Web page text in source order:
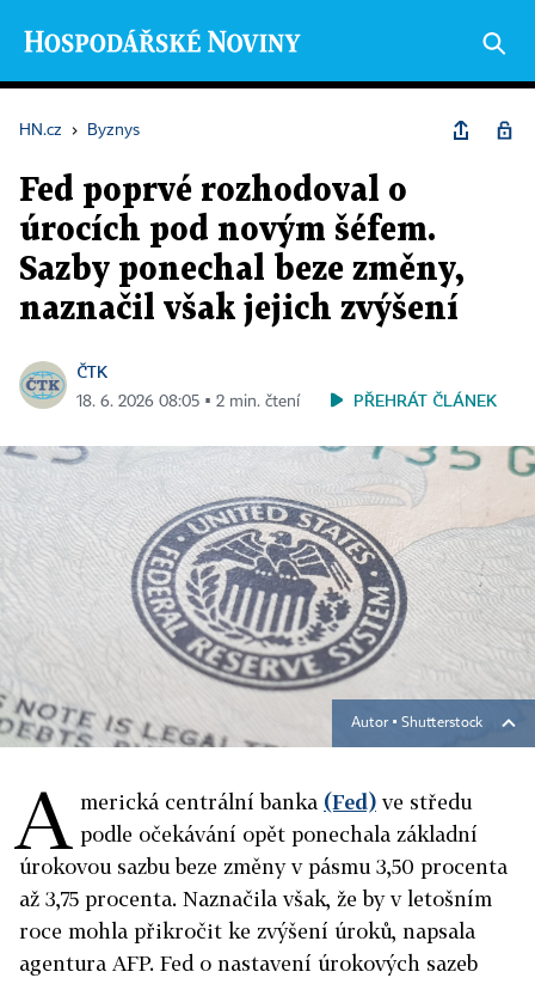
HN.cz › Byznys
Fed poprvé rozhodoval o
úrocích pod novým šéfem.
Sazby ponechal beze změny,
naznačil však jejich zvýšení
ČTK
18. 6. 2026 08:05 ▪ 2 min. čtení PŘEHRÁT ČLÁNEK
Autor ▪ Shutterstock
A merická centrální banka (Fed) ve středu
podle očekávání opět ponechala základní
úrokovou sazbu beze změny v pásmu 3,50 procenta
až 3,75 procenta. Naznačila však, že by v letošním
roce mohla přikročit ke zvýšení úroků, napsala
agentura AFP. Fed o nastavení úrokových sazeb